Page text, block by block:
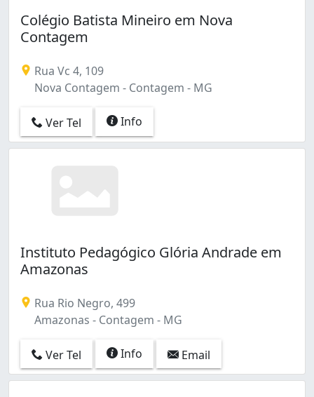
Colégio Batista Mineiro em Nova
Contagem
Rua Vc 4, 109
Nova Contagem - Contagem - MG
Ver Tel Info
Instituto Pedagógico Glória Andrade em
Amazonas
Rua Rio Negro, 499
Amazonas - Contagem - MG
Ver Tel Info Email